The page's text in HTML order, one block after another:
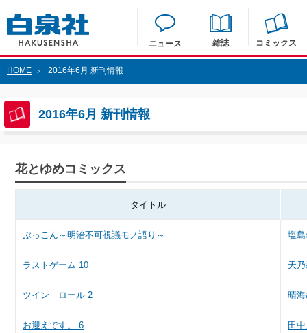
ニュース 雑誌 コミックス
HOME > 2016年6月 新刊情報
2016年6月 新刊情報
花とゆめコミックス
タイトル
ぶっこん～明治不可視議モノ語り～ 塩
ラストゲーム 10 天
ツイン ロール 2 晴
お迎えです。 6 田